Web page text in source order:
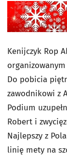
Kenijczyk Rop
organizowanym
Do pobicia
zawodnikowi z
Podium
Robert i
Najlepszy z
linię mety na